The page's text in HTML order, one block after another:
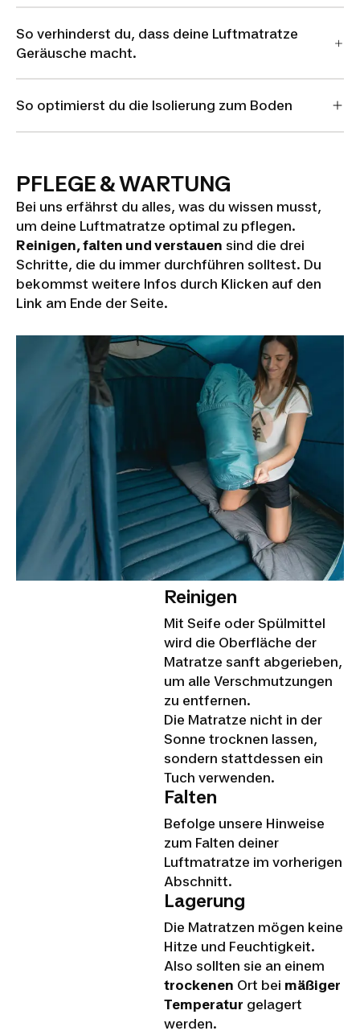
So verhinderst du, dass deine Luftmatratze
Geräusche macht.
So optimierst du die Isolierung zum Boden
PFLEGE & WARTUNG
Bei uns erfährst du alles, was du wissen musst,
um deine Luftmatratze optimal zu pflegen.
Reinigen, falten und verstauen sind die drei
Schritte, die du immer durchführen solltest. Du
bekommst weitere Infos durch Klicken auf den
Link am Ende der Seite.
Reinigen
Mit Seife oder Spülmittel
wird die Oberfläche der
Matratze sanft abgerieben,
um alle Verschmutzungen
zu entfernen.
Die Matratze nicht in der
Sonne trocknen lassen,
sondern stattdessen ein
Tuch verwenden.
Falten
Befolge unsere Hinweise
zum Falten deiner
Luftmatratze im vorherigen
Abschnitt.
Lagerung
Die Matratzen mögen keine
Hitze und Feuchtigkeit.
Also sollten sie an einem
trockenen Ort bei mäßiger
Temperatur gelagert
werden.